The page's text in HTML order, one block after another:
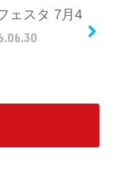
ェスタ 7月4